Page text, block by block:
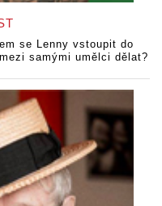
se Lenny vstoupit do
samými umělci dělat?